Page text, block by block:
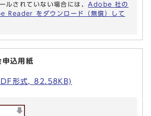
ルされていない場合には、 Adobe 社の
Reader をダウンロード（無償）して
申込用紙
形式, 82.58KB)